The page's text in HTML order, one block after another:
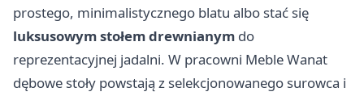
prostego, minimalistycznego blatu albo stać się
luksusowym stołem drewnianym do
reprezentacyjnej jadalni. W pracowni Meble Wanat
dębowe stoły powstają z selekcjonowanego surowca i